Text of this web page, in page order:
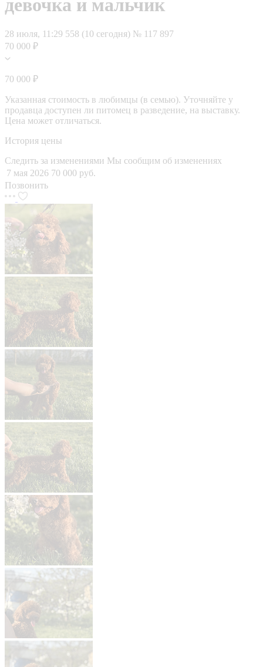
девочка и мальчик
28 июля, 11:29 558 (10 сегодня) № 117 897
70 000 ₽
70 000 ₽
Указанная стоимость в любимцы (в семью). Уточняйте у
продавца доступен ли питомец в разведение, на выставку.
Цена может отличаться.
История цены
Следить за изменениями Мы сообщим об изменениях
7 мая 2026 70 000 руб.
Позвонить